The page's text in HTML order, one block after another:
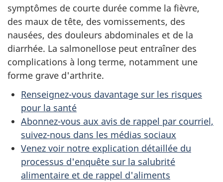
symptômes de courte durée comme la fièvre,
des maux de tête, des vomissements, des
nausées, des douleurs abdominales et de la
diarrhée. La salmonellose peut entraîner des
complications à long terme, notamment une
forme grave d'arthrite.
Renseignez-vous davantage sur les risques
pour la santé
Abonnez-vous aux avis de rappel par courriel,
suivez-nous dans les médias sociaux
Venez voir notre explication détaillée du
processus d'enquête sur la salubrité
alimentaire et de rappel d'aliments